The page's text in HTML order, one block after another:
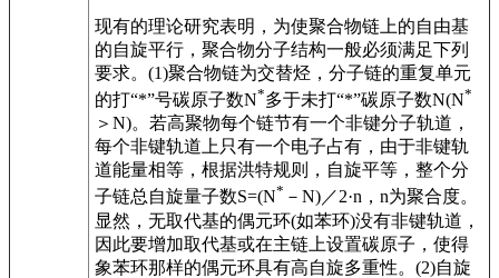
现有的理论研究表明，为使聚合物链上的自由基
的自旋平行，聚合物分子结构一般必须满足下列
要求。(1)聚合物链为交替烃，分子链的重复单元
的打“*”号碳原子数N*多于未打“*”碳原子数N(N*
＞N)。若高聚物每个链节有一个非键分子轨道，
每个非键轨道上只有一个电子占有，由于非键轨
道能量相等，根据洪特规则，自旋平等，整个分
子链总自旋量子数S=(N* －N)／2·n，n为聚合度。
显然，无取代基的偶元环(如苯环)没有非键轨道，
因此要增加取代基或在主链上设置碳原子，使得
象苯环那样的偶元环具有高自旋多重性。(2)自旋